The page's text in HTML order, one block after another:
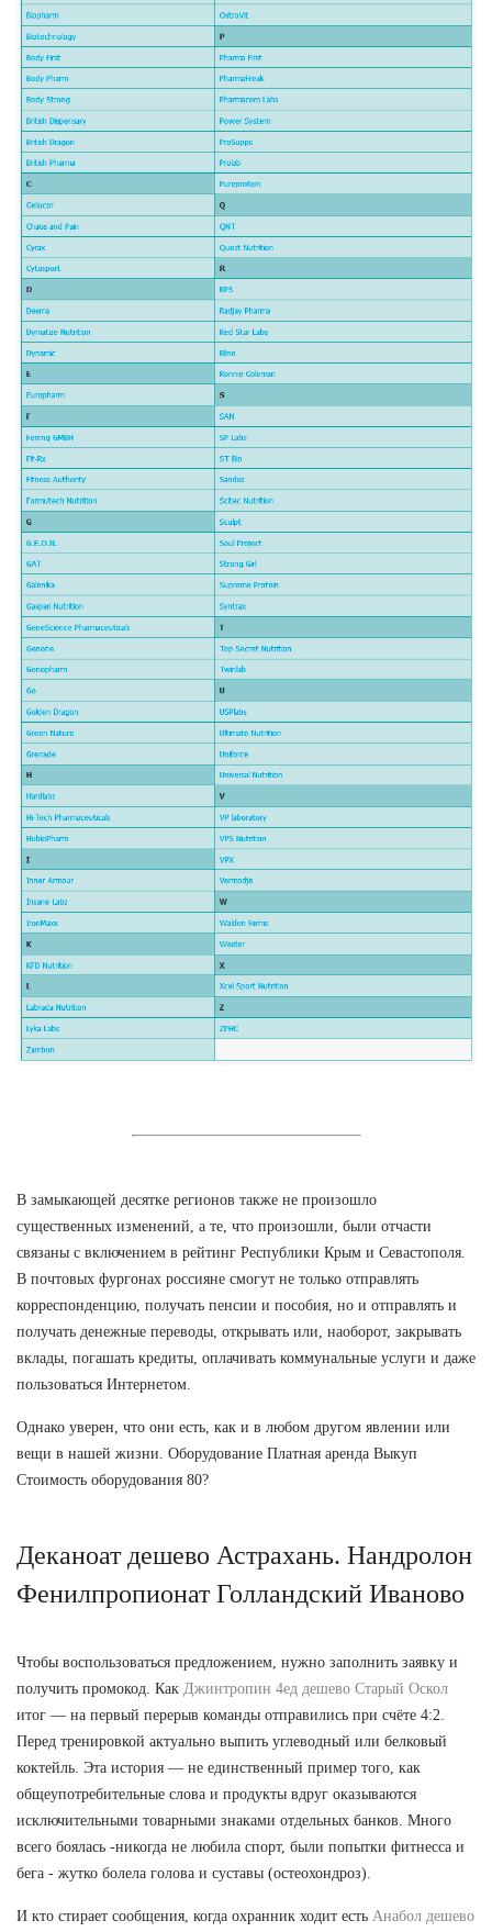
В замыкающей десятке регионов также не произошло
существенных изменений, а те, что произошли, были отчасти
связаны с включением в рейтинг Республики Крым и Севастополя.
В почтовых фургонах россияне смогут не только отправлять
корреспонденцию, получать пенсии и пособия, но и отправлять и
получать денежные переводы, открывать или, наоборот, закрывать
вклады, погашать кредиты, оплачивать коммунальные услуги и даже
пользоваться Интернетом.
Однако уверен, что они есть, как и в любом другом явлении или
вещи в нашей жизни. Оборудование Платная аренда Выкуп
Стоимость оборудования 80?
Деканоат дешево Астрахань. Нандролон
Фенилпропионат Голландский Иваново
Чтобы воспользоваться предложением, нужно заполнить заявку и
получить промокод. Как Джинтропин 4ед дешево Старый Оскол
итог — на первый перерыв команды отправились при счёте 4:2.
Перед тренировкой актуально выпить углеводный или белковый
коктейль. Эта история — не единственный пример того, как
общеупотребительные слова и продукты вдруг оказываются
исключительными товарными знаками отдельных банков. Много
всего боялась -никогда не любила спорт, были попытки фитнесса и
бега - жутко болела голова и суставы (остеохондроз).
И кто стирает сообщения, когда охранник ходит есть Анабол дешево